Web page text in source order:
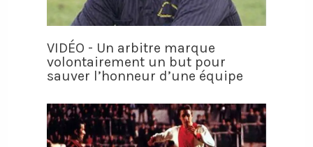
VIDÉO - Un arbitre marque
volontairement un but pour
sauver l’honneur d’une équipe